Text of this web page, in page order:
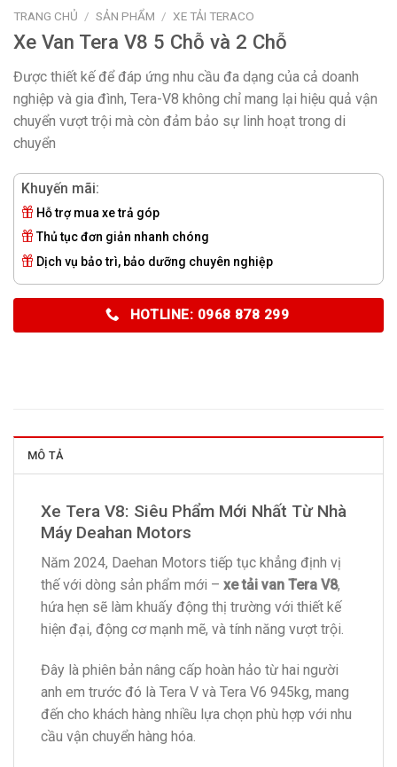
TRANG CHỦ / SẢN PHẨM / XE TẢI TERACO
Xe Van Tera V8 5 Chỗ và 2 Chỗ
Được thiết kế để đáp ứng nhu cầu đa dạng của cả doanh
nghiệp và gia đình, Tera-V8 không chỉ mang lại hiệu quả vận
chuyển vượt trội mà còn đảm bảo sự linh hoạt trong di
chuyển
Khuyến mãi:
Hỗ trợ mua xe trả góp
Thủ tục đơn giản nhanh chóng
Dịch vụ bảo trì, bảo dưỡng chuyên nghiệp
HOTLINE: 0968 878 299
MÔ TẢ
Xe Tera V8: Siêu Phẩm Mới Nhất Từ Nhà
Máy Deahan Motors
Năm 2024, Daehan Motors tiếp tục khẳng định vị
thế với dòng sản phẩm mới – xe tải van Tera V8,
hứa hẹn sẽ làm khuấy động thị trường với thiết kế
hiện đại, động cơ mạnh mẽ, và tính năng vượt trội.
Đây là phiên bản nâng cấp hoàn hảo từ hai người
anh em trước đó là Tera V và Tera V6 945kg, mang
đến cho khách hàng nhiều lựa chọn phù hợp với nhu
cầu vận chuyển hàng hóa.